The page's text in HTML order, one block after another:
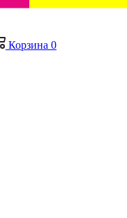
Корзина 0